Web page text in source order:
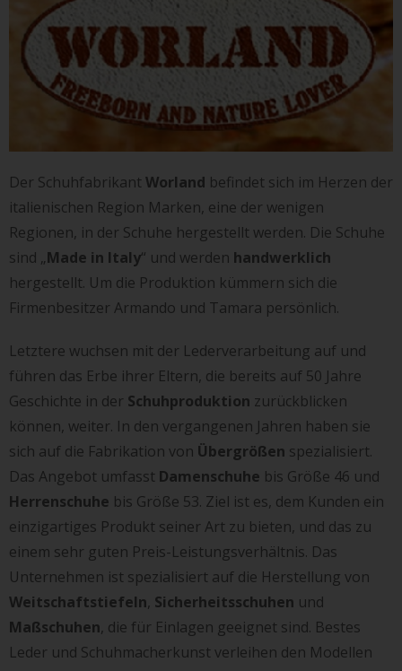
Der Schuhfabrikant Worland befindet sich im Herzen der
italienischen Region Marken, eine der wenigen
Regionen, in der Schuhe hergestellt werden. Die Schuhe
sind „Made in Italy“ und werden handwerklich
hergestellt. Um die Produktion kümmern sich die
Firmenbesitzer Armando und Tamara persönlich.
Letztere wuchsen mit der Lederverarbeitung auf und
führen das Erbe ihrer Eltern, die bereits auf 50 Jahre
Geschichte in der Schuhproduktion zurückblicken
können, weiter. In den vergangenen Jahren haben sie
sich auf die Fabrikation von Übergrößen spezialisiert.
Das Angebot umfasst Damenschuhe bis Größe 46 und
Herrenschuhe bis Größe 53. Ziel ist es, dem Kunden ein
einzigartiges Produkt seiner Art zu bieten, und das zu
einem sehr guten Preis-Leistungsverhältnis. Das
Unternehmen ist spezialisiert auf die Herstellung von
Weitschaftstiefeln, Sicherheitsschuhen und
Maßschuhen, die für Einlagen geeignet sind. Bestes
Leder und Schuhmacherkunst verleihen den Modellen